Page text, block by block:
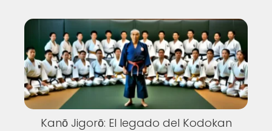
Kanō Jigorō: El legado del Kodokan